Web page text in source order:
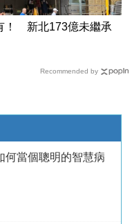
！ 新北173億未繼承
Recommended by
當個聰明的智慧病